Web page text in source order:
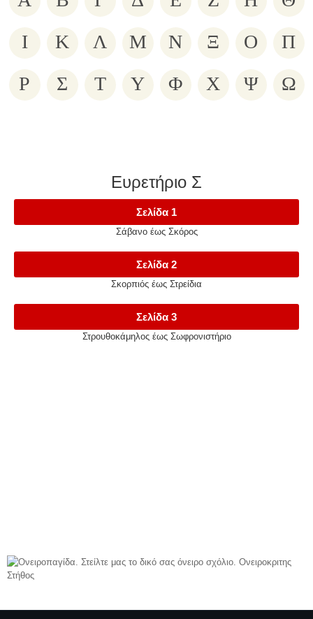
Ι Κ Λ Μ Ν Ξ Ο Π
Ρ Σ Τ Υ Φ Χ Ψ Ω
Ευρετήριο Σ
Σελίδα 1
Σάβανο έως Σκόρος
Σελίδα 2
Σκορπιός έως Στρείδια
Σελίδα 3
Στρουθοκάμηλος έως Σωφρονιστήριο